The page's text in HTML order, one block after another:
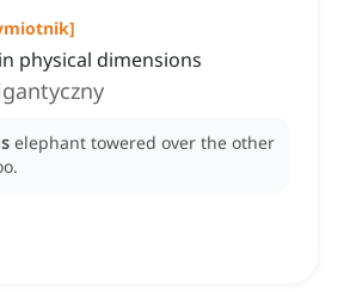
]
physical dimensions
elephant towered over the other